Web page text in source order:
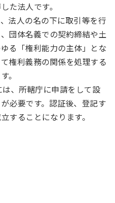
た法人です。
法人の名の下に取引等を行
団体名義での契約締結や土
る「権利能力の主体」とな
権利義務の関係を処理する
。
、所轄庁に申請をして設
必要です。認証後、登記す
することになります。